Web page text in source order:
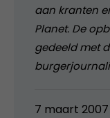
aan kranten
Planet. De
gedeeld met
7 maart